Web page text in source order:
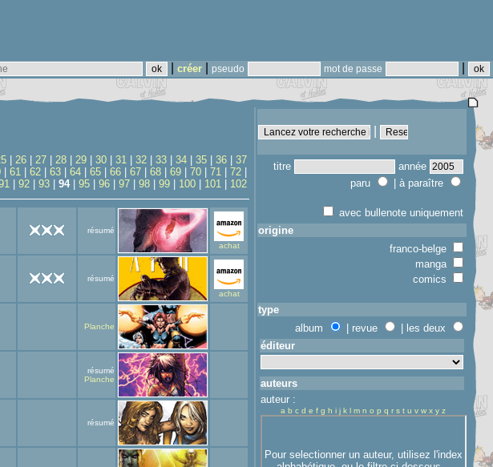
créer pseudo mot de passe
26 27 28 29 30 31 32 33 34 35 36
37
61 62 63 64 65 66 67 68 69 70 71 72
92 93 94| 95 96 97 98 99 100 101 102
résumé
achat
résumé
achat
Planche
résumé
Planche
résumé
titre
année
paru
| à paraître
avec bullenote uniquement
origine
franco-belge
manga
comics
type
album
| revue
| les deux
éditeur
auteurs
auteur :
a b c d e f g h i j k l m n o p q r s t u v w x y z